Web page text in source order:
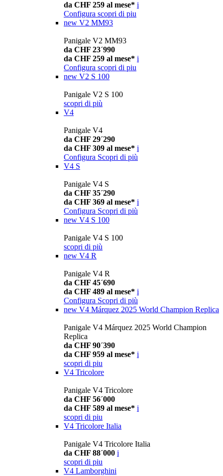
da CHF 259 al mese* i
Configura scopri di piu
new V2 MM93
Panigale V2 MM93
da CHF 23´990
da CHF 259 al mese* i
Configura scopri di piu
new V2 S 100
Panigale V2 S 100
scopri di più
V4
Panigale V4
da CHF 29´290
da CHF 309 al mese* i
Configura Scopri di più
V4 S
Panigale V4 S
da CHF 35´290
da CHF 369 al mese* i
Configura Scopri di più
new V4 S 100
Panigale V4 S 100
scopri di più
new V4 R
Panigale V4 R
da CHF 45´690
da CHF 489 al mese* i
Configura Scopri di più
new V4 Márquez 2025 World Champion Replica
Panigale V4 Márquez 2025 World Champion
Replica
da CHF 90´390
da CHF 959 al mese* i
scopri di piu
V4 Tricolore
Panigale V4 Tricolore
da CHF 56´000
da CHF 589 al mese* i
scopri di piu
V4 Tricolore Italia
Panigale V4 Tricolore Italia
da CHF 88´000 i
scopri di piu
V4 Lamborghini